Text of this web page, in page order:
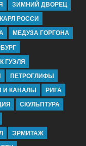
ЗИМНИЙ ДВОРЕЦ
КАРЛ РОССИ
МЕДУЗА ГОРГОНА
ГУЭЛЯ
ПЕТРОГЛИФЫ
И КАНАЛЫ
РИГА
СКУЛЬПТУРА
ЭРМИТАЖ